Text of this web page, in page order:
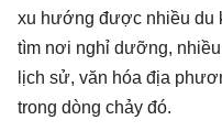
xu hướng được nhiều du
tìm nơi nghỉ dưỡng,
lịch sử, văn hóa địa
trong dòng chảy đó.